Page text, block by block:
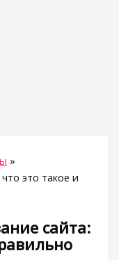
это такое и
сайта: